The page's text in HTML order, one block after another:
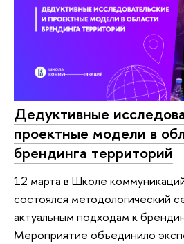
Дедуктивные
проектные модели в
брендинга территорий
12 марта в Школе
состоялся методологический
актуальным подходам к
Мероприятие объединило